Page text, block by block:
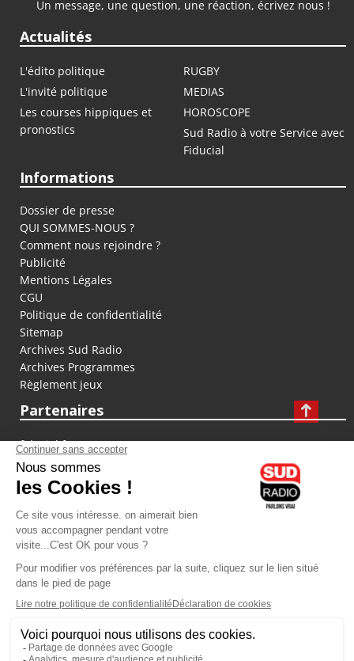
Un message, une question, une réaction, écrivez nous !
Actualités
L'édito politique
RUGBY
L'invité politique
MEDIAS
Les courses hippiques et
pronostics
HOROSCOPE
Sud Radio à votre Service avec
Fiducial
Informations
Dossier de presse
QUI SOMMES-NOUS ?
Comment nous rejoindre ?
Publicité
Mentions Légales
CGU
Politique de confidentialité
Sitemap
Archives Sud Radio
Archives Programmes
Règlement jeux
Partenaires
fiducial.fr
lyoncapitale.fr
olympique-et-lyonnais.com
L'application Iphone / Android
Téléchargez l'application
Les cookies
Gestion des cookies